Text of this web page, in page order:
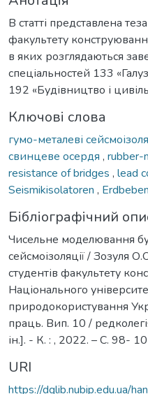
В статті представлена
факультету
в яких розглядаються
спеціальностей 133
192 «Будівництво і
Ключові слова
гумо-металеві
свинцеве осердя , rubber-
resistance of bridges , lead
Seismikisolatoren ,
Бібліографічний
Чисельне моделювання
сейсмоізоляції / Зозуля
студентів факультету
Національного
природокористування
праць. Вип. 10 /
ін.]. - К. : , 2022. – С. 98-
URI
https://dglib.nubip.edu.ua/